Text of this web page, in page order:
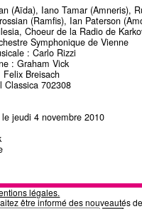
(Aïda), Iano Tamar (Amneris),
(Ramfis), Ian Paterson
Choeur de la Radio de
Symphonique de Vienne
: Carlo Rizzi
: Graham Vick
Breisach
Classica 702308
jeudi 4 novembre 2010
légales.
être informé des nouveautés